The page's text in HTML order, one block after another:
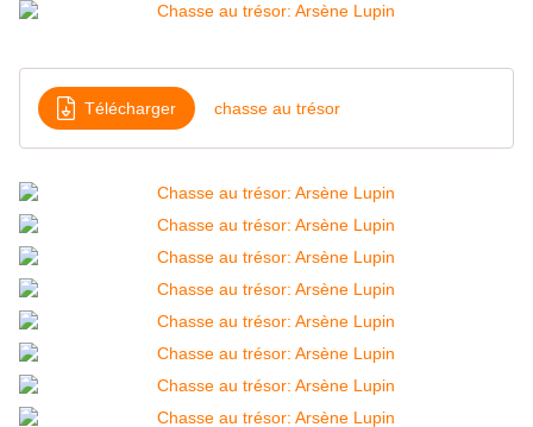
Télécharger chasse au trésor